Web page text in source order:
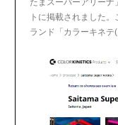
たまスーパーアリーナ
トに掲載されました
ランド「カラーキネテ